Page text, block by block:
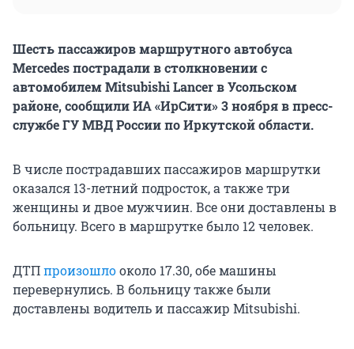
Шесть пассажиров маршрутного автобуса
Mercedes пострадали в столкновении с
автомобилем Mitsubishi Lancer в Усольском
районе, сообщили ИА «ИрСити» 3 ноября в пресс-
службе ГУ МВД России по Иркутской области.
В числе пострадавших пассажиров маршрутки
оказался 13-летний подросток, а также три
женщины и двое мужчиин. Все они доставлены в
больницу. Всего в маршрутке было 12 человек.
ДТПпроизошлооколо 17.30, обе машины
перевернулись. В больницу также были
доставлены водитель и пассажир Mitsubishi.